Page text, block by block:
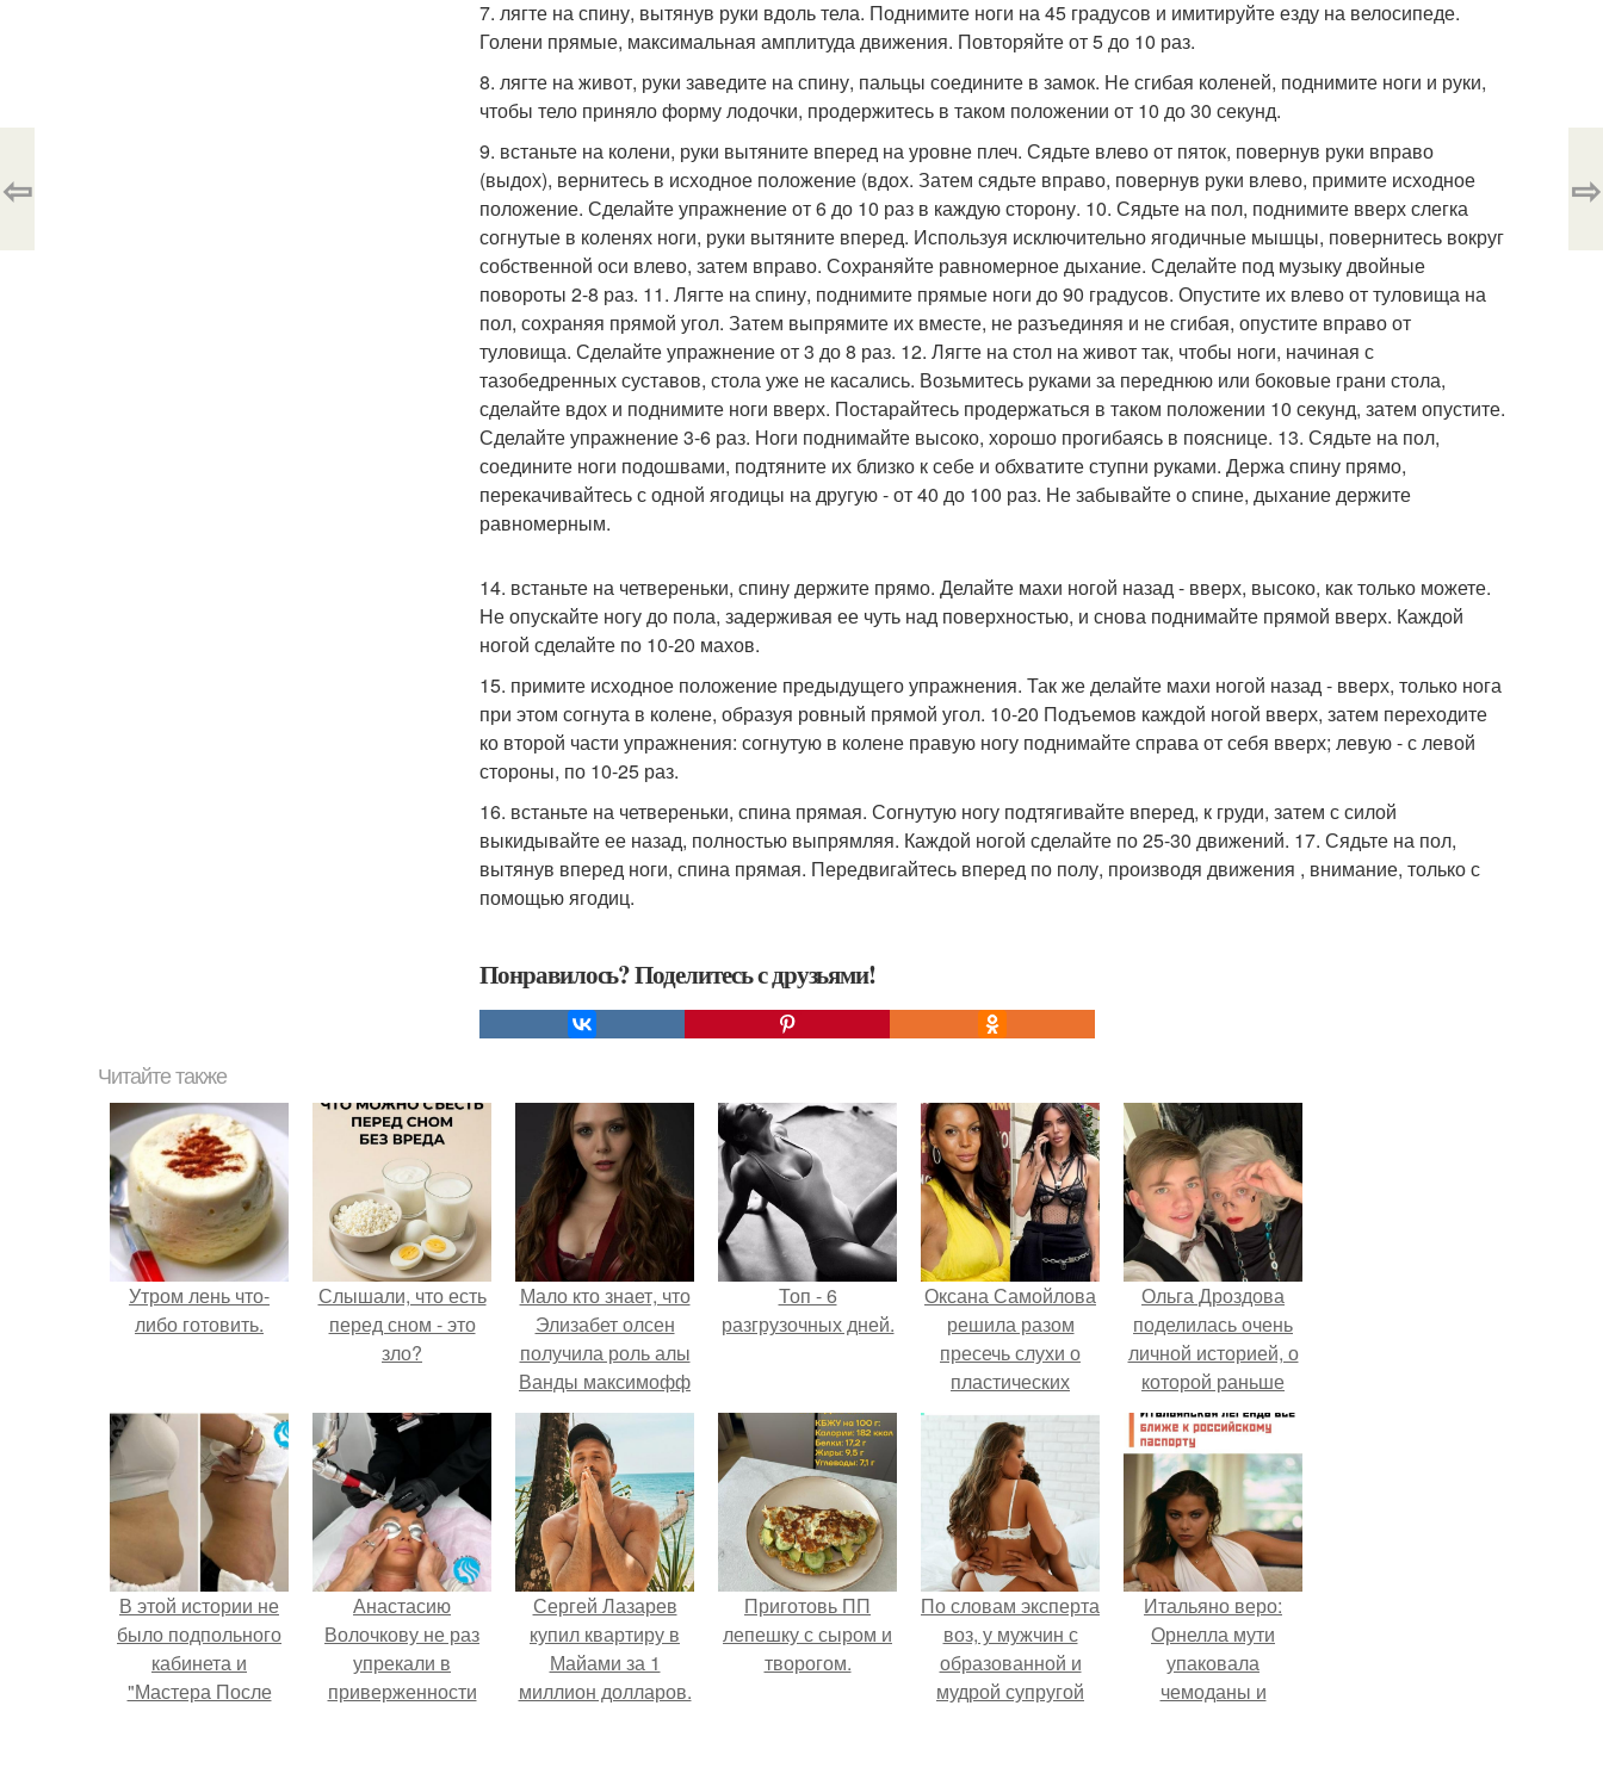
7. лягте на спину, вытянув руки вдоль тела. Поднимите ноги на 45 градусов и имитируйте езду на велосипеде.
Голени прямые, максимальная амплитуда движения. Повторяйте от 5 до 10 раз.
8. лягте на живот, руки заведите на спину, пальцы соедините в замок. Не сгибая коленей, поднимите ноги и руки,
чтобы тело приняло форму лодочки, продержитесь в таком положении от 10 до 30 секунд.
9. встаньте на колени, руки вытяните вперед на уровне плеч. Сядьте влево от пяток, повернув руки вправо
(выдох), вернитесь в исходное положение (вдох. Затем сядьте вправо, повернув руки влево, примите исходное
положение. Сделайте упражнение от 6 до 10 раз в каждую сторону. 10. Сядьте на пол, поднимите вверх слегка
согнутые в коленях ноги, руки вытяните вперед. Используя исключительно ягодичные мышцы, повернитесь вокруг
собственной оси влево, затем вправо. Сохраняйте равномерное дыхание. Сделайте под музыку двойные
повороты 2-8 раз. 11. Лягте на спину, поднимите прямые ноги до 90 градусов. Опустите их влево от туловища на
пол, сохраняя прямой угол. Затем выпрямите их вместе, не разъединяя и не сгибая, опустите вправо от
туловища. Сделайте упражнение от 3 до 8 раз. 12. Лягте на стол на живот так, чтобы ноги, начиная с
тазобедренных суставов, стола уже не касались. Возьмитесь руками за переднюю или боковые грани стола,
сделайте вдох и поднимите ноги вверх. Постарайтесь продержаться в таком положении 10 секунд, затем опустите.
Сделайте упражнение 3-6 раз. Ноги поднимайте высоко, хорошо прогибаясь в пояснице. 13. Сядьте на пол,
соедините ноги подошвами, подтяните их близко к себе и обхватите ступни руками. Держа спину прямо,
перекачивайтесь с одной ягодицы на другую - от 40 до 100 раз. Не забывайте о спине, дыхание держите
равномерным.
14. встаньте на четвереньки, спину держите прямо. Делайте махи ногой назад - вверх, высоко, как только можете.
Не опускайте ногу до пола, задерживая ее чуть над поверхностью, и снова поднимайте прямой вверх. Каждой
ногой сделайте по 10-20 махов.
15. примите исходное положение предыдущего упражнения. Так же делайте махи ногой назад - вверх, только нога
при этом согнута в колене, образуя ровный прямой угол. 10-20 Подъемов каждой ногой вверх, затем переходите
ко второй части упражнения: согнутую в колене правую ногу поднимайте справа от себя вверх; левую - с левой
стороны, по 10-25 раз.
16. встаньте на четвереньки, спина прямая. Согнутую ногу подтягивайте вперед, к груди, затем с силой
выкидывайте ее назад, полностью выпрямляя. Каждой ногой сделайте по 25-30 движений. 17. Сядьте на пол,
вытянув вперед ноги, спина прямая. Передвигайтесь вперед по полу, производя движения , внимание, только с
помощью ягодиц.
Понравилось? Поделитесь с друзьями!
⇦ ⇨
Читайте также
Утром лень что-
либо готовить.
Слышали, что есть
перед сном - это
зло?
Мало кто знает, что
Элизабет олсен
получила роль алы
Ванды максимофф
не сразу.
Топ - 6
разгрузочных дней.
Оксана Самойлова
решила разом
пресечь слухи о
пластических
операциях и
публично
прояснила
ситуацию.
Ольга Дроздова
поделилась очень
личной историей, о
которой раньше
почти не говорила.
В этой истории не
было подпольного
кабинета и
"Мастера После
Анастасию
Волочкову не раз
упрекали в
приверженности
Сергей Лазарев
купил квартиру в
Майами за 1
миллион долларов.
Приготовь ПП
лепешку с сыром и
творогом.
По словам эксперта
воз, у мужчин с
образованной и
мудрой супругой
Итальяно веро:
Орнелла мути
упаковала
чемоданы и